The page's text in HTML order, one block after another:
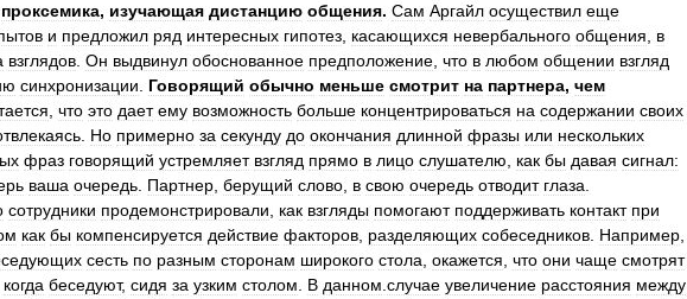
проксемика, изучающая дистанцию общения. Сам Аргайл осуществил еще
и предложил ряд интересных гипотез касающихся невербального общения
в
взглядов Он выдвинул обоснованное предположение что в любом общении взгляд
синхронизации Говорящий обычно меньше смотрит на партнера, чем
что это дает ему возможность больше концентрироваться на содержании своих
Но примерно за секунду до окончания длинной фразы или нескольких
фраз говорящий устремляет взгляд прямо в лицо слушателю как бы давая сигнал:
ваша очередь Партнер берущий слово в свою очередь отводит глаза
сотрудники продемонстрировали как взгляды помогают поддерживать контакт при
как бы компенсируется действие факторов разделяющих собеседников Например
сесть по разным сторонам широкого стола окажется что они чаще смотрят
когда беседуют, сидя за узким столом В данном случае увеличение расстояния между